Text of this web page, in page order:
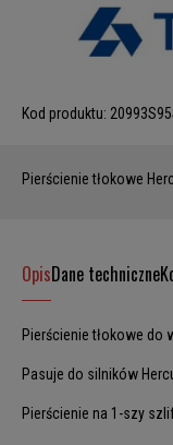
Kod produktu:
Pierścienie tłokowe
OpisDane techniczne
Pierścienie tłokowe do
Pasuje do silników
Pierścienie na 1-szy